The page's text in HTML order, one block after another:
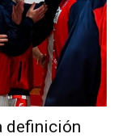
definición